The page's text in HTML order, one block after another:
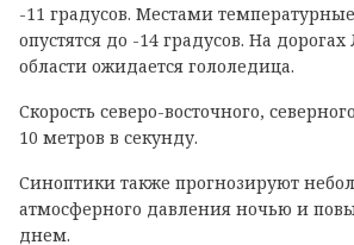
-11 градусов. Местами
опустятся до -14 градусов. На
области ожидается гололедица.
Скорость северо-восточного,
10 метров в секунду.
Синоптики также прогнозируют
атмосферного давления ночью и
днем.